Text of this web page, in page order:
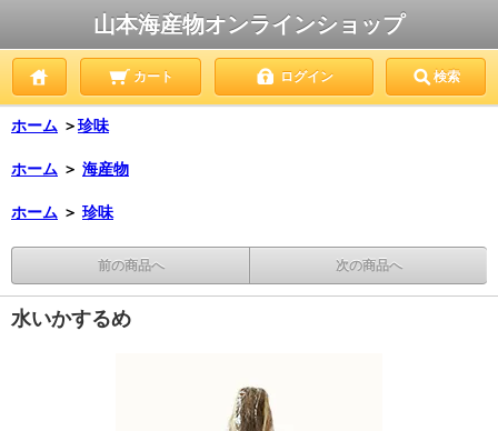
山本海産物オンラインショップ
カート ログイン 検索
ホーム ＞珍味
ホーム ＞ 海産物
ホーム ＞ 珍味
前の商品へ 次の商品へ
水いかするめ